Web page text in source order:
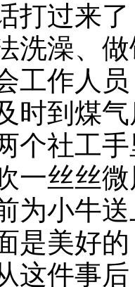
打过来
洗澡、
工作人
时到煤
个社工
一丝丝
为小牛
是美好
这件事